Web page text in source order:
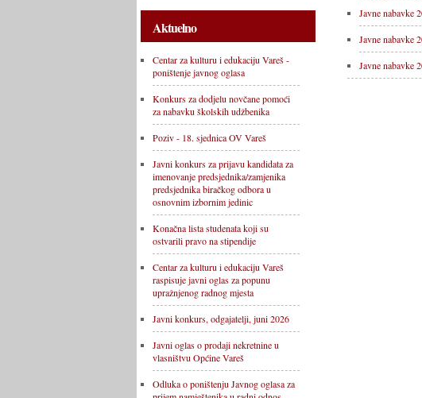
Aktuelno
Centar za kulturu i edukaciju Vareš -
poništenje javnog oglasa
Konkurs za dodjelu novčane pomoći
za nabavku školskih udžbenika
Poziv - 18. sjednica OV Vareš
Javni konkurs za prijavu kandidata za
imenovanje predsjednika/zamjenika
predsjednika biračkog odbora u
osnovnim izbornim jedinic
Konačna lista studenata koji su
ostvarili pravo na stipendije
Centar za kulturu i edukaciju Vareš
raspisuje javni oglas za popunu
upražnjenog radnog mjesta
Javni konkurs, odgajatelji, juni 2026
Javni oglas o prodaji nekretnine u
vlasništvu Općine Vareš
Odluka o poništenju Javnog oglasa za
Javne nabavke
Javne nabavke
Javne nabavke